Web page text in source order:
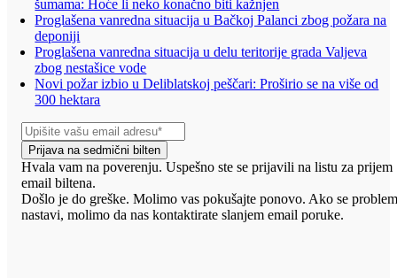
šumama: Hoće li neko konačno biti kažnjen
Proglašena vanredna situacija u Bačkoj Palanci zbog požara na
deponiji
Proglašena vanredna situacija u delu teritorije grada Valjeva
zbog nestašice vode
Novi požar izbio u Deliblatskoj peščari: Proširio se na više od
300 hektara
Prijava na sedmični bilten
Hvala vam na poverenju. Uspešno ste se prijavili na listu za prijem
email biltena.
Došlo je do greške. Molimo vas pokušajte ponovo. Ako se
nastavi, molimo da nas kontaktirate slanjem email poruke.